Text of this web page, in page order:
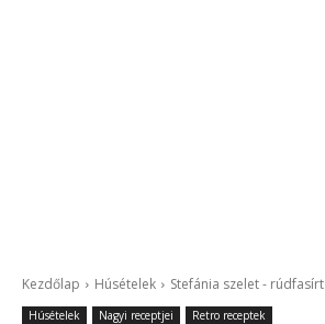
Kezdőlap Húsételek Stefánia szelet - rúdfasírt
Húsételek Nagyi receptjei Retro receptek